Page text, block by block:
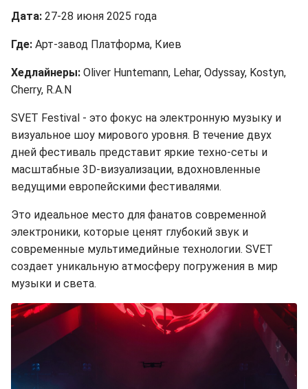
Дата: 27-28 июня 2025 года
Где: Арт-завод Платформа, Киев
Хедлайнеры: Oliver Huntemann, Lehar, Odyssay, Kostyn,
Cherry, R.A.N
SVET Festival - это фокус на электронную музыку и
визуальное шоу мирового уровня. В течение двух
дней фестиваль представит яркие техно-сеты и
масштабные 3D-визуализации, вдохновленные
ведущими европейскими фестивалями.
Это идеальное место для фанатов современной
электроники, которые ценят глубокий звук и
современные мультимедийные технологии. SVET
создает уникальную атмосферу погружения в мир
музыки и света.